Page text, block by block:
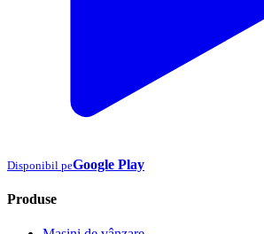
Disponibil peGoogle Play
Produse